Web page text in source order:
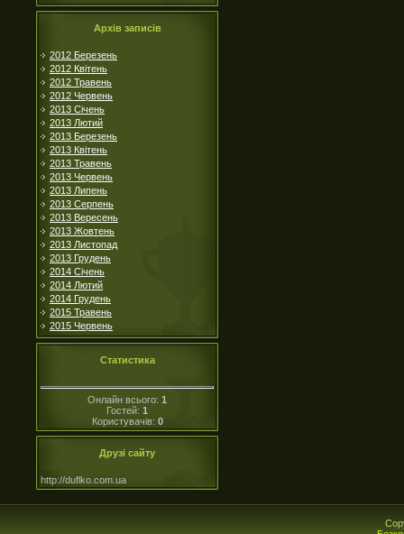
Архів записів
2012 Березень
2012 Квітень
2012 Травень
2012 Червень
2013 Січень
2013 Лютий
2013 Березень
2013 Квітень
2013 Травень
2013 Червень
2013 Липень
2013 Серпень
2013 Вересень
2013 Жовтень
2013 Листопад
2013 Грудень
2014 Січень
2014 Лютий
2014 Грудень
2015 Травень
2015 Червень
Статистика
Онлайн всього: 1
Гостей: 1
Користувачів: 0
Друзі сайту
http://duflko.com.ua